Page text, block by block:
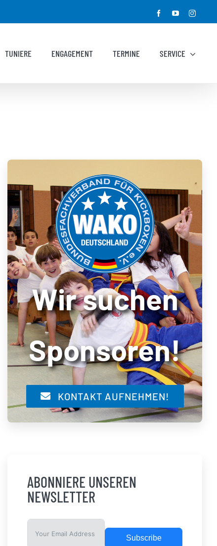
FacebookYouTube
TUNIERE ENGAGEMENT TERMINE SERVICE
Wir suchen
Sponsoren!
KONTAKT AUFNEHMEN!
ABONNIERE UNSEREN
NEWSLETTER
Subscribe